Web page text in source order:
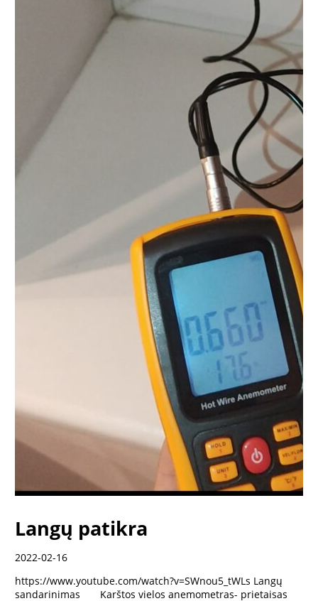
Langų patikra
2022-02-16
https://www.youtube.com/watch?v=SWnou5_tWLs Langų
sandarinimas Karštos vielos anemometras- prietaisas